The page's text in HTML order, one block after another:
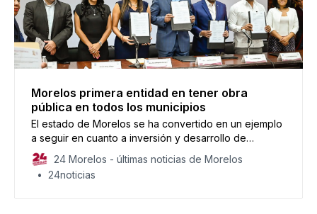
Morelos primera entidad en tener obra
pública en todos los municipios
El estado de Morelos se ha convertido en un ejemplo
a seguir en cuanto a inversión y desarrollo de
infraestructura pública.
24 Morelos - últimas noticias de Morelos
24noticias